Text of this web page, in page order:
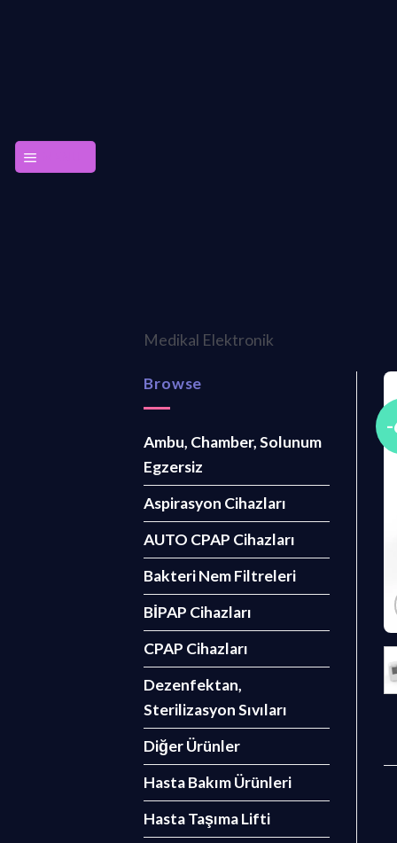
Medikal Elektronik
Browse
Ambu, Chamber, Solunum
Egzersiz
Aspirasyon Cihazları
AUTO CPAP Cihazları
Bakteri Nem Filtreleri
BİPAP Cihazları
CPAP Cihazları
Dezenfektan,
Sterilizasyon Sıvıları
Diğer Ürünler
Hasta Bakım Ürünleri
Hasta Taşıma Lifti